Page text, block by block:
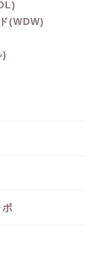
(WDW)
)